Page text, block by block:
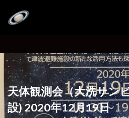
天体観測会（大洗サン
設) 2020年12月19日